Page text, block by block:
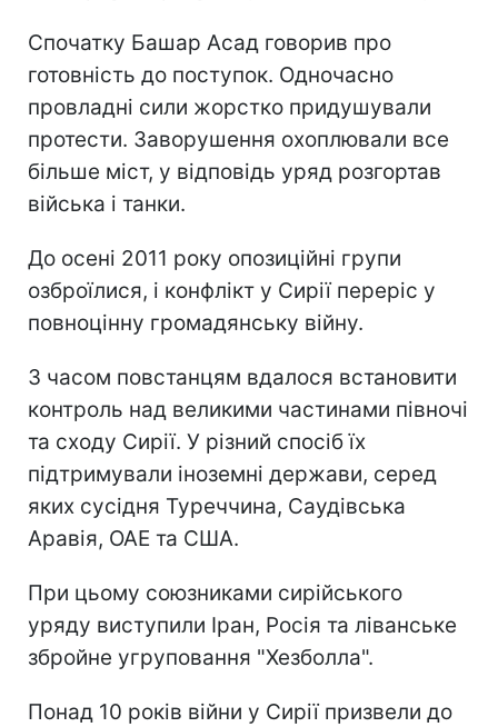
Спочатку Башар Асад говорив про
готовність до поступок. Одночасно
провладні сили жорстко придушували
протести. Заворушення охоплювали все
більше міст, у відповідь уряд розгортав
війська і танки.
До осені 2011 року опозиційні групи
озброїлися, і конфлікт у Сирії переріс у
повноцінну громадянську війну.
З часом повстанцям вдалося встановити
контроль над великими частинами півночі
та сходу Сирії. У різний спосіб їх
підтримували іноземні держави, серед
яких сусідня Туреччина, Саудівська
Аравія, ОАЕ та США.
При цьому союзниками сирійського
уряду виступили Іран, Росія та ліванське
збройне угруповання "Хезболла".
Понад 10 років війни у Сирії призвели до